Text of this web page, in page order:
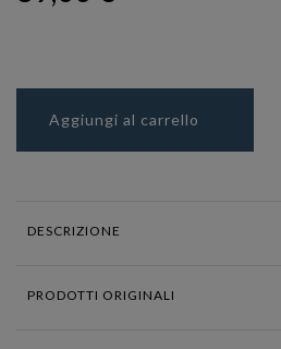
Aggiungi al carrello
DESCRIZIONE
PRODOTTI ORIGINALI